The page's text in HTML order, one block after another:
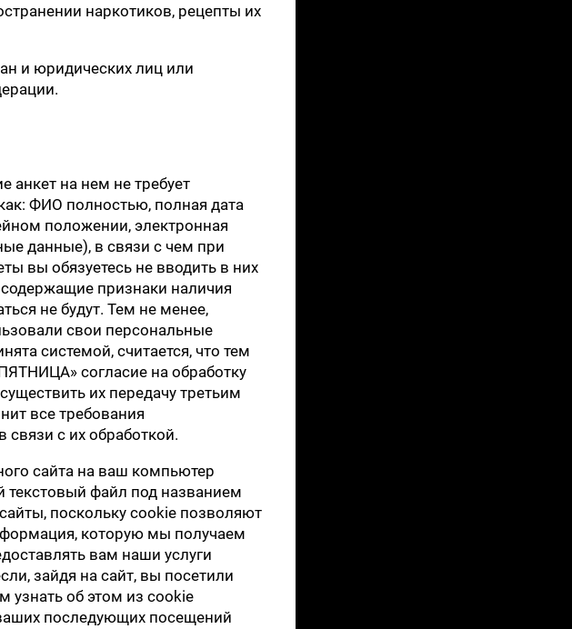
наркотиков, рецепты их
и юридических лиц или
анкет на нем не требует
ФИО полностью, полная дата
положении, электронная
данные), в связи с чем при
вы обязуетесь не вводить в них
признаки наличия
не будут. Тем не менее,
свои персональные
системой, считается, что тем
согласие на обработку
их передачу третьим
все требования
с их обработкой.
сайта на ваш компьютер
текстовый файл под названием
поскольку cookie позволяют
которую мы получаем
вам наши услуги
зайдя на сайт, вы посетили
об этом из cookie
последующих посещений